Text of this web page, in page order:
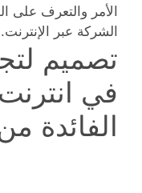
الأمر والتعرف على
الشركة عبر الإنترنت.
تصميم
في
الفائدة